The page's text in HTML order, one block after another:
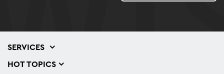
SERVICES
HOT TOPICS